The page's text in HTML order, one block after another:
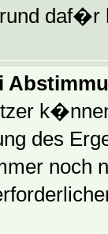
daf�r
des
noch